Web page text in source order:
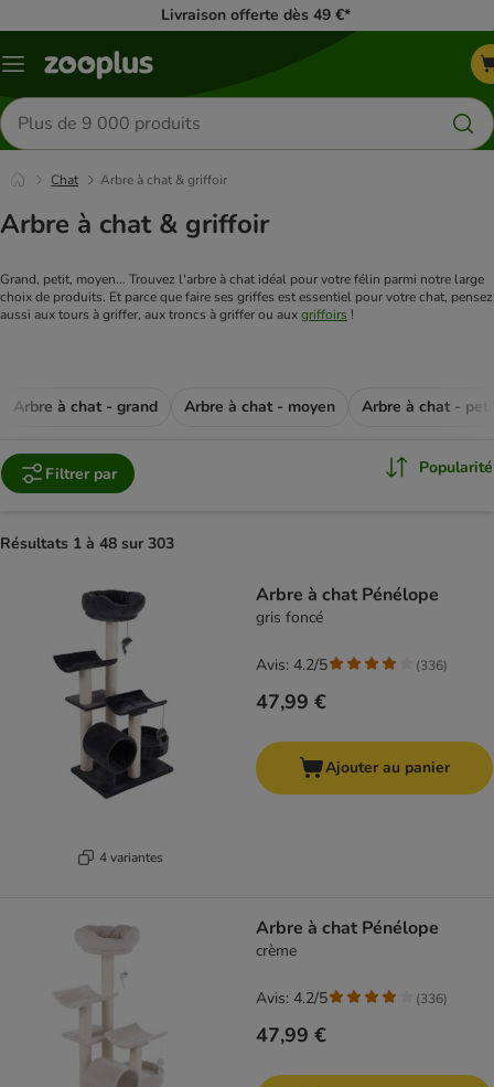
Livraison offerte dès 49 €*
Menu
Rechercher
des
produits
Chat Arbre à chat & griffoir
Arbre à chat & griffoir
Grand, petit, moyen... Trouvez l'arbre à chat idéal pour votre félin parmi notre large
choix de produits. Et parce que faire ses griffes est essentiel pour votre chat, pensez
aussi aux tours à griffer, aux troncs à griffer ou aux griffoirs !
Arbre à chat - grand Arbre à chat - moyen Arbre à chat -
Filtrer par Popularité
Résultats 1 à 48 sur 303
4 variantes
Arbre à chat Pénélope
gris foncé
47,99 €
Avis: 4.2/5 (336)
Ajouter au panier
Arbre à chat Pénélope
crème
47,99 €
Avis: 4.2/5 (336)